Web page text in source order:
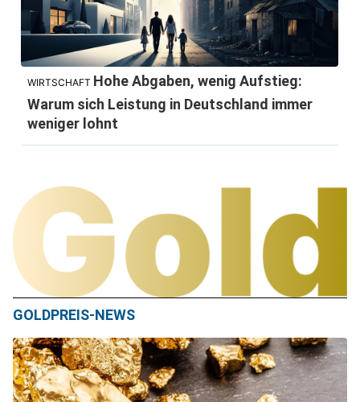
WIRTSCHAFT Hohe Abgaben, wenig Aufstieg:
Warum sich Leistung in Deutschland immer
weniger lohnt
GOLDPREIS-NEWS